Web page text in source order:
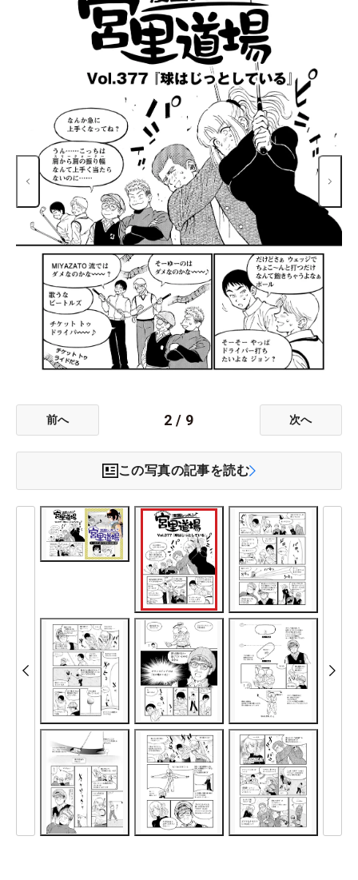
前へ 2 / 9 次へ
この写真の記事を読む